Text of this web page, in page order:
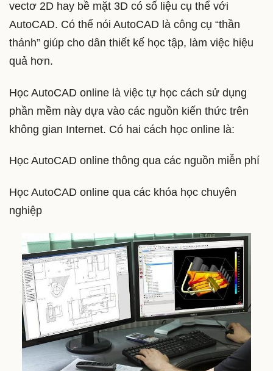
vectơ 2D hay bề mặt 3D có số liệu cụ thể với
AutoCAD. Có thể nói AutoCAD là công cụ “thần
thánh” giúp cho dân thiết kế học tập, làm việc hiệu
quả hơn.
Học AutoCAD online là việc tự học cách sử dụng
phần mềm này dựa vào các nguồn kiến thức trên
không gian Internet. Có hai cách học online là:
Học AutoCAD online thông qua các nguồn miễn phí
Học AutoCAD online qua các khóa học chuyên
nghiệp